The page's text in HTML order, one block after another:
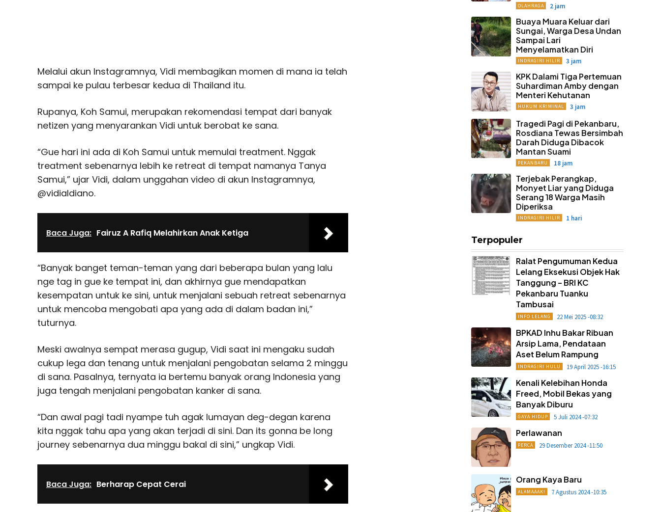
Melalui akun Instagramnya, Vidi membagikan momen di mana ia telah
sampai ke pulau terbesar kedua di Thailand itu.
Rupanya, Koh Samui, merupakan rekomendasi tempat dari banyak
netizen yang menyarankan Vidi untuk berobat ke sana.
“Gue hari ini ada di Koh Samui untuk memulai treatment. Nggak
treatment sebenarnya lebih ke retreat di tempat namanya Tanya
Samui,” ujar Vidi, dalam unggahan video di akun Instagramnya,
@vidialdiano.
Baca Juga: Fairuz A Rafiq Melahirkan Anak Ketiga
“Banyak banget teman-teman yang dari beberapa bulan yang lalu
nge tag in gue ke tempat ini, dan akhirnya gue mendapatkan
kesempatan untuk ke sini, untuk menjalani sebuah retreat sebenarnya
untuk mencoba mengobati apa yang ada di dalam badan ini,”
tuturnya.
Meski awalnya sempat merasa gugup, Vidi saat ini mengaku sudah
cukup lega dan tenang untuk menjalani pengobatan selama 2 minggu
di sana. Pasalnya, ternyata ia bertemu banyak orang Indonesia yang
juga tengah menjalani pengobatan kanker di sana.
“Dan awal pagi tadi nyampe tuh agak lumayan deg-degan karena
kita nggak tahu apa yang akan terjadi di sini. Dan its gonna be long
journey sebenarnya dua minggu bakal di sini,” ungkap Vidi.
Baca Juga: Berharap Cepat Cerai
OLAHRAGA 2 jam
Buaya Muara Keluar dari
Sungai, Warga Desa Undan
Sampai Lari
Menyelamatkan Diri
INDRAGIRI HILIR 3 jam
KPK Dalami Tiga Pertemuan
Suhardiman Amby dengan
Menteri Kehutanan
HUKUM KRIMINAL 3 jam
Tragedi Pagi di Pekanbaru,
Rosdiana Tewas Bersimbah
Darah Diduga Dibacok
Mantan Suami
PEKANBARU 18 jam
Terjebak Perangkap,
Monyet Liar yang Diduga
Serang 18 Warga Masih
Diperiksa
INDRAGIRI HILIR 1 hari
Terpopuler
Ralat Pengumuman Kedua
Lelang Eksekusi Objek Hak
Tanggung – BRI KC
Pekanbaru Tuanku
Tambusai
INFO LELANG 22 Mei 2025 -08:32
BPKAD Inhu Bakar Ribuan
Arsip Lama, Pendataan
Aset Belum Rampung
INDRAGIRI HULU 19 April 2025 -16:15
Kenali Kelebihan Honda
Freed, Mobil Bekas yang
Banyak Diburu
GAYA HIDUP 5 Juli 2024 -07:32
Perlawanan
PERCA 29 Desember 2024 -11:50
Orang Kaya Baru
ALAMAAAK! 7 Agustus 2024 -10:35